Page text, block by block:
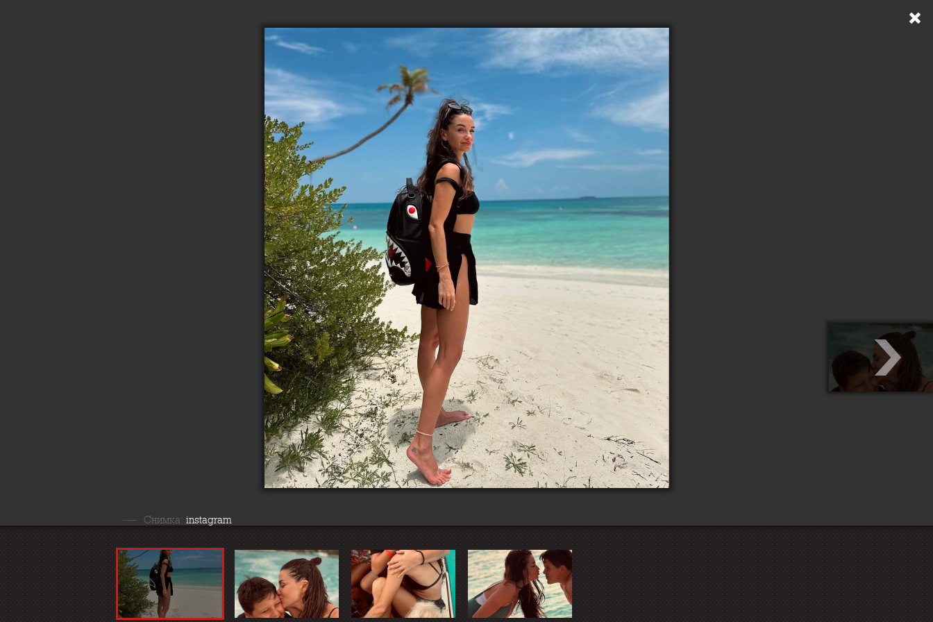
Снимка: instagram